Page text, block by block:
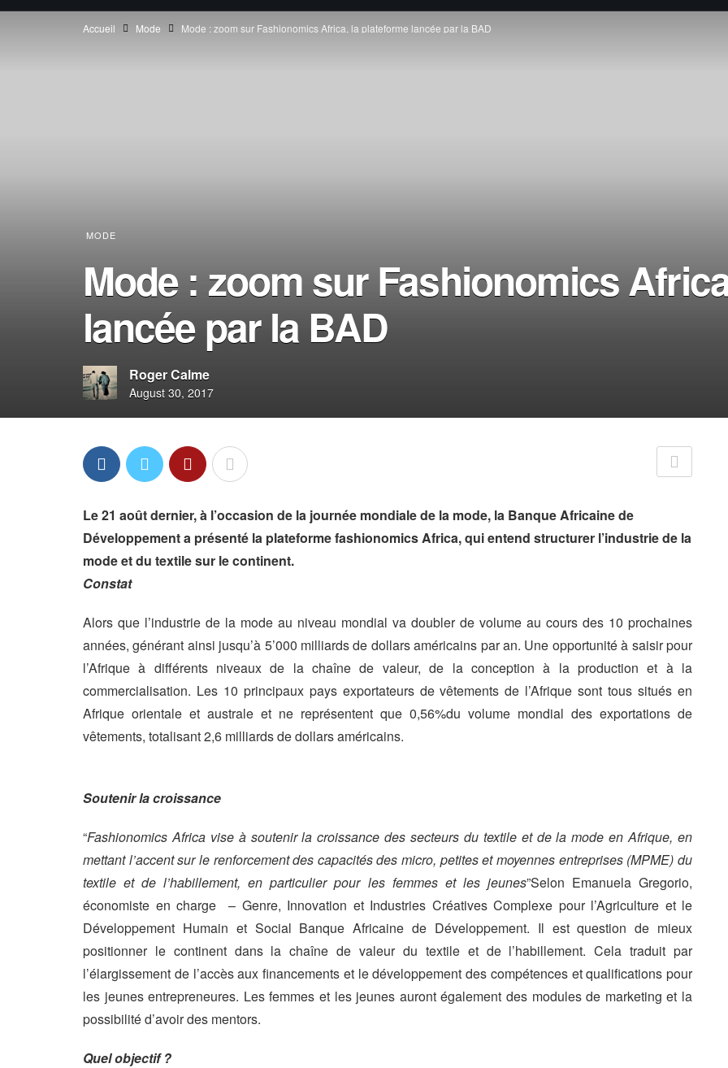
Accueil Mode Mode : zoom sur Fashionomics Africa, la plateforme lancée par la BAD
MODE
Mode : zoom sur Fashionomics
lancée par la BAD
Roger Calme
August 30, 2017
Le 21 août dernier, à l’occasion de la journée mondiale de la mode, la Banque Africaine de
Développement a présenté la plateforme fashionomics Africa, qui entend structurer l’industrie de la
mode et du textile sur le continent.
Constat
Alors que l’industrie de la mode au niveau mondial va doubler de volume au cours des 10 prochaines
années, générant ainsi jusqu’à 5’000 milliards de dollars américains par an. Une opportunité à saisir pour
l’Afrique à différents niveaux de la chaîne de valeur, de la conception à la production et à la
commercialisation. Les 10 principaux pays exportateurs de vêtements de l’Afrique sont tous situés en
Afrique orientale et australe et ne représentent que 0,56%du volume mondial des exportations de
vêtements, totalisant 2,6 milliards de dollars américains.
Soutenir la croissance
“Fashionomics Africa vise à soutenir la croissance des secteurs du textile et de la mode en Afrique, en
mettant l’accent sur le renforcement des capacités des micro, petites et moyennes entreprises (MPME) du
textile et de l’habillement, en particulier pour les femmes et les jeunes”Selon Emanuela Gregorio,
économiste en charge – Genre, Innovation et Industries Créatives Complexe pour l’Agriculture et le
Développement Humain et Social Banque Africaine de Développement. Il est question de mieux
positionner le continent dans la chaîne de valeur du textile et de l’habillement. Cela traduit par
l’élargissement de l’accès aux financements et le développement des compétences et qualifications pour
les jeunes entrepreneures. Les femmes et les jeunes auront également des modules de marketing et la
possibilité d’avoir des mentors.
Quel objectif ?